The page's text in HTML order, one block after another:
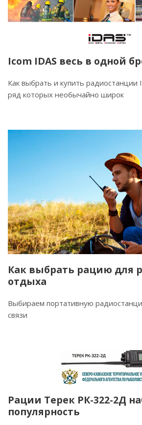
Icom IDAS весь в одной
Как выбрать и купить
ряд которых необычайно широк
Как выбрать рацию для
отдыха
Выбираем портативную
связи
Рации Терек РК-322-2Д
популярность